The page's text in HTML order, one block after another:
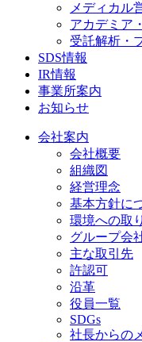
メディカル
アカデミア
受託解析・
SDS情報
IR情報
事業所案内
お知らせ
会社案内
会社概要
組織図
経営理念
基本方針に
環境への取
グループ会
主な取引先
許認可
沿革
役員一覧
SDGs
社長からの